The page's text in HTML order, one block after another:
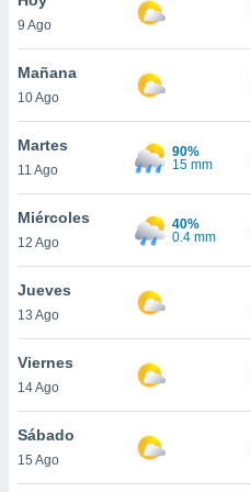
en
más
nuestra
de
cookies
aceptar
9 Ago
Mañana
10 Ago
Martes
11 Ago
90%
15 mm
Miércoles
12 Ago
40%
0.4 mm
Jueves
13 Ago
Viernes
14 Ago
Sábado
15 Ago